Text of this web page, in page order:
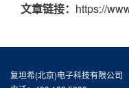
文章链接： https://
复坦希(北京)电子科技有限公司